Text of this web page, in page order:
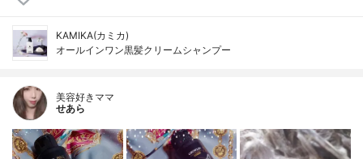
KAMIKA(カミカ)
オールインワン黒髪クリームシャンプー
美容好きママ
せあら